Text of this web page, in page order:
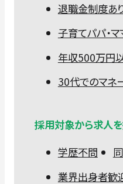
退職金制度あ
子育てパパ・
年収500万円
30代でのマネ
採用対象から求人
学歴不問
業界出身者歓